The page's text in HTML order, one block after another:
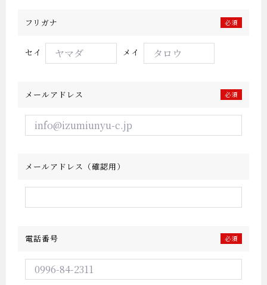
フリガナ 必須
セイ メイ
メールアドレス 必須
メールアドレス（確認用）
電話番号 必須